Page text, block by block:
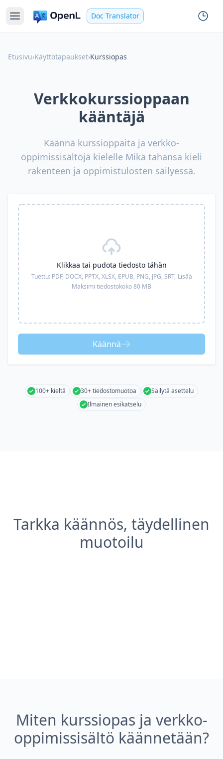
Doc Translator
Etusivu›Käyttötapaukset›Kurssiopas
Verkkokurssioppaan
kääntäjä
Käännä kurssioppaita ja verkko-
oppimissisältöjä kielelle Mikä tahansa kieli
rakenteen ja oppimistulosten säilyessä.
Klikkaa tai pudota tiedosto tähän
Tuettu: PDF, DOCX, PPTX, XLSX, EPUB, PNG, JPG, SRT, Lisää
Maksimi tiedostokoko 80 MB
Käännä
100+ kieltä 30+ tiedostomuotoa
Säilytä asettelu
Ilmainen esikatselu
Tarkka käännös, täydellinen
muotoilu
Miten kurssiopas ja verkko-
oppimissisältö käännetään?